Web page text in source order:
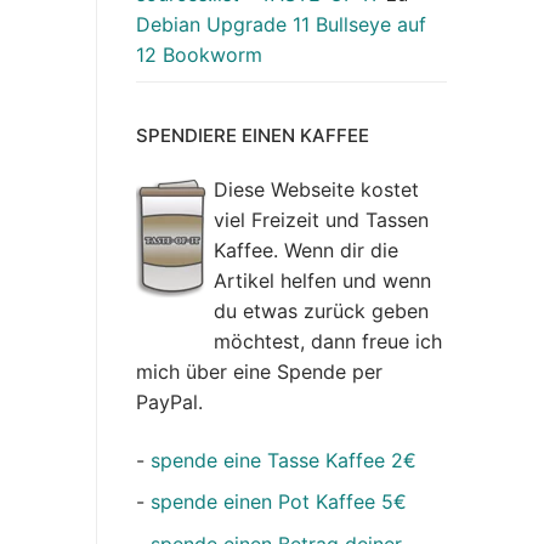
Debian Upgrade 11 Bullseye auf
12 Bookworm
SPENDIERE EINEN KAFFEE
Diese Webseite kostet
viel Freizeit und Tassen
Kaffee. Wenn dir die
Artikel helfen und wenn
du etwas zurück geben
möchtest, dann freue ich
mich über eine Spende per
PayPal.
- spende eine Tasse Kaffee 2€
- spende einen Pot Kaffee 5€